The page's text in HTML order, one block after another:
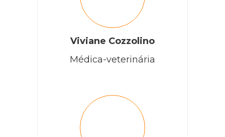
Viviane Cozzolino
Médica-veterinária